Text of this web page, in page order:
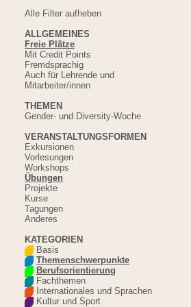
Alle Filter aufheben
ALLGEMEINES
Freie Plätze
Mit Credit Points
Fremdsprachig
Auch für Lehrende und
Mitarbeiter/innen
THEMEN
Gender- und Diversity-Woche
VERANSTALTUNGSFORMEN
Exkursionen
Vorlesungen
Workshops
Übungen
Projekte
Kurse
Tagungen
Anderes
KATEGORIEN
Basis
Themenschwerpunkte
Berufsorientierung
Fachthemen
Internationales und Sprachen
Kultur und Sport